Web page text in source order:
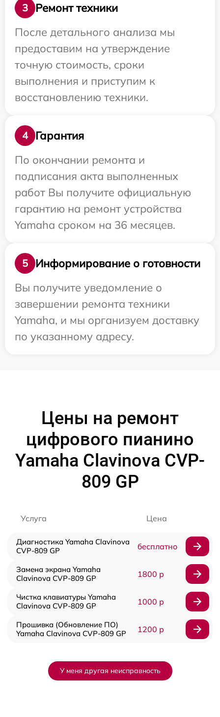
3
Ремонт техники
После детального анализа мы
предоставим на утверждение
точную стоимость, сроки
выполнения и приступим к
восстановлению техники.
4
Гарантия
По окончании ремонта и
подписания акта выполненных
работ Вы получите официальную
гарантию на ремонт устройства
Yamaha сроком на 36 месяцев.
5
Информирование о готовности
Вы получите уведомление о
завершении ремонта техники
Yamaha, и мы организуем доставку
по указанному адресу.
Цены на ремонт
цифрового пианино
Yamaha Clavinova CVP-
809 GP
Услуга Цена
Диагностика Yamaha Clavinova
CVP-809 GP
бесплатно
Замена экрана Yamaha
Clavinova CVP-809 GP
1800 р
Чистка клавиатуры Yamaha
Clavinova CVP-809 GP
1000 р
Прошивка (Обновление ПО)
Yamaha Clavinova CVP-809 GP
1200 р
У меня другая неисправность